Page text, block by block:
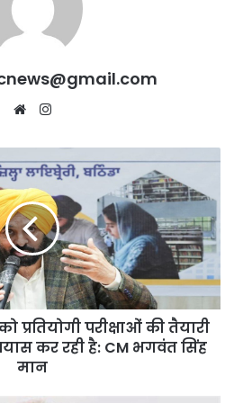
Website
परीक्षाओं की तैयारी
कर रही है: CM भगवंत सिंह
मान